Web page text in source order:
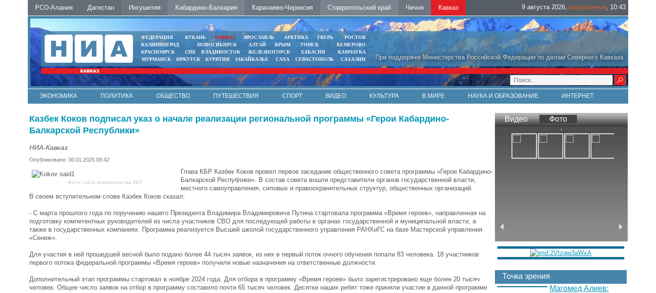
РСО-Алания Дагестан Ингушетия Кабардино-Балкария Карачаево-Черкесия Ставропольский край Чечня Кавказ 9 августа 2026, воскресенье, 10:43
При поддержке Министерства Российской Федерации по делам Северного Кавказа
ФЕДЕРАЦИЯ КУБАНЬ КАВКАЗ ЯРОСЛАВЛЬ АРКТИКА ТВЕРЬ
РОСТОВ
КАЛИНИНГРАД
НОВОСИБИРСК АЛТАЙ КРЫМ ТОМСК
КЕМЕРОВО
КРАСНОЯРСК
СПБ ВЛАДИВОСТОК ЖЕЛЕЗНОГОРСК ХАКАСИЯ
КАМЧАТКА
МУРМАНСК
ИРКУТСК БУРЯТИЯ ЗАБАЙКАЛЬЕ САХА СЕВАСТОПОЛЬ САХАЛИН
ЭКОНОМИКА ПОЛИТИКА ОБЩЕСТВО ПУТЕШЕСТВИЯ СПОРТ ВИДЕО КУЛЬТУРА В МИРЕ НАУКА И ОБРАЗОВАНИЕ
ИНТЕРНЕТ
Казбек Коков подписал указ о начале реализации региональной программы «Герои Кабардино-
Балкарской Республики»
НИА-Кавказ
Опубликовано: 30.01.2025 09:42
Фото сайта правительства КБР
Глава КБР Казбек Коков провел первое заседание общественного совета программы «Герои Кабардино-
Балкарской Республики». В состав совета вошли представители органов государственной власти,
местного самоуправления, силовых и правоохранительных структур, общественных организаций.
В своем вступительном слове Казбек Коков сказал:
- С марта прошлого года по поручению нашего Президента Владимира Владимировича Путина стартовала программа «Время героев», направленная на
подготовку компетентных руководителей из числа участников СВО для последующей работы в органах государственной и муниципальной власти, а
также в государственных компаниях. Программа реализуется Высшей школой государственного управления РАНХиГС на базе Мастерской управления
«Сенеж».
Для участия в ней прошедшей весной было подано более 44 тысяч заявок, из них в первый поток очного обучения попали 83 человека. 18 участников
первого потока федеральной программы «Время героев» получили новые назначения на ответственные должности.
Дополнительный этап программы стартовал в ноябре 2024 года. Для отбора в программу «Время героев» было зарегистрировано еще более 20 тысяч
человек. Общее число заявок на отбор в программу составило почти 65 тысяч человек. Десятки наших ребят тоже приняли участие в данной программе.
Видео Фото
Точка зрения
Магомед Алиев: